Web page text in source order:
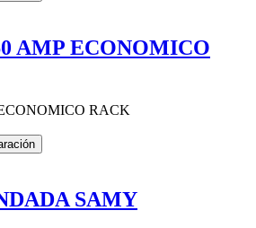
AMP ECONOMICO
RACK
SAMY